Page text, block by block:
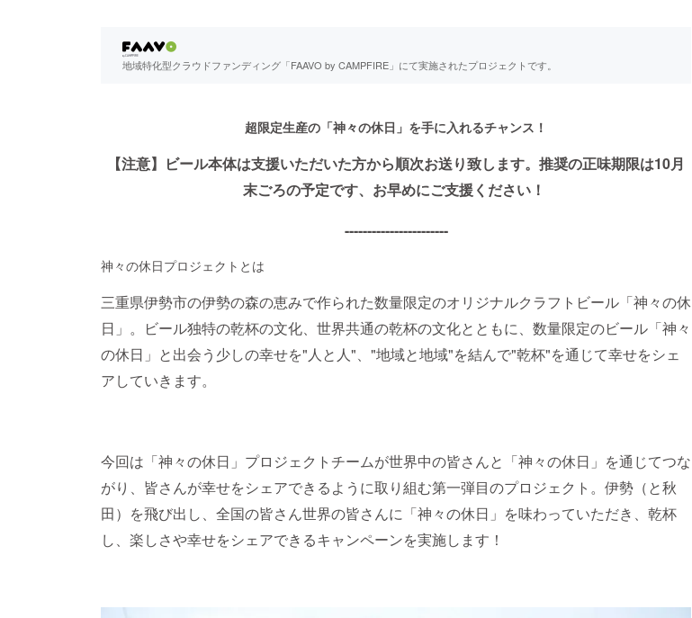
地域特化型クラウドファンディング「FAAVO by CAMPFIRE」にて実施されたプロジェクトです。
超限定生産の「神々の休日」を手に入れるチャンス！
【注意】ビール本体は支援いただいた方から順次お送り致します。推奨の正味期限は10月
末ごろの予定です、お早めにご支援ください！
-----------------------
神々の休日プロジェクトとは
三重県伊勢市の伊勢の森の恵みで作られた数量限定のオリジナルクラフトビール「神々の休
日」。ビール独特の乾杯の文化、世界共通の乾杯の文化とともに、数量限定のビール「神々
の休日」と出会う少しの幸せを"人と人"、"地域と地域"を結んで"乾杯"を通じて幸せをシェ
アしていきます。
今回は「神々の休日」プロジェクトチームが世界中の皆さんと「神々の休日」を通じてつな
がり、皆さんが幸せをシェアできるように取り組む第一弾目のプロジェクト。伊勢（と秋
田）を飛び出し、全国の皆さん世界の皆さんに「神々の休日」を味わっていただき、乾杯
し、楽しさや幸せをシェアできるキャンペーンを実施します！